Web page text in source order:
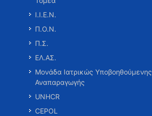
Ι.Ι.Ε.Ν.
Π.Ο.Ν.
Π.Σ.
ΕΛ.ΑΣ.
Μονάδα Ιατρικώς Υποβοηθούμενης
Αναπαραγωγής
UNHCR
CEPOL